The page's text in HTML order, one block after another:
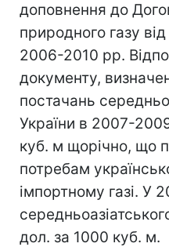
доповнення до
природного газу
2006-2010 рр.
документу,
постачань
України в 2007-
куб. м щорічно, що
потребам
імпортному газі. У
дол. за 1000 куб. м.